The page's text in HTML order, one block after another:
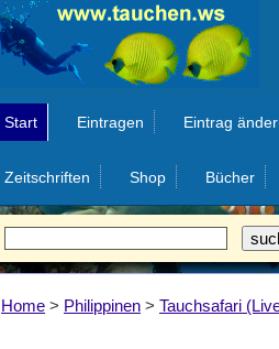
Start Eintragen Eintrag
Zeitschriften Shop Bücher
Home > Philippinen > Tauchsafari